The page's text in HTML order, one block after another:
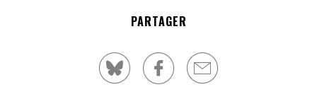
PARTAGER